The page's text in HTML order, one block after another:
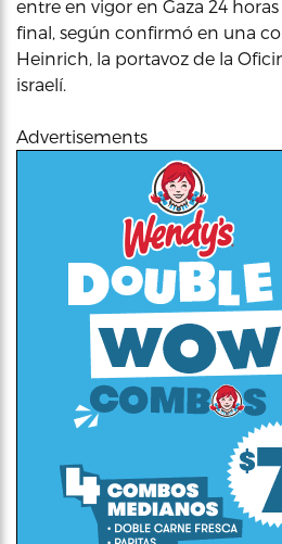
entre en vigor en Gaza 24
final, según confirmó en una
Heinrich, la portavoz de la
israelí.
Advertisements